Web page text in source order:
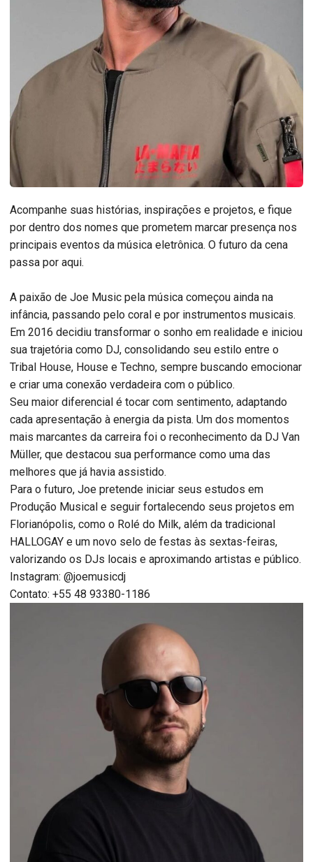
Acompanhe suas histórias, inspirações e projetos, e fique
por dentro dos nomes que prometem marcar presença nos
principais eventos da música eletrônica. O futuro da cena
passa por aqui.
A paixão de Joe Music pela música começou ainda na
infância, passando pelo coral e por instrumentos musicais.
Em 2016 decidiu transformar o sonho em realidade e iniciou
sua trajetória como DJ, consolidando seu estilo entre o
Tribal House, House e Techno, sempre buscando emocionar
e criar uma conexão verdadeira com o público.
Seu maior diferencial é tocar com sentimento, adaptando
cada apresentação à energia da pista. Um dos momentos
mais marcantes da carreira foi o reconhecimento da DJ Van
Müller, que destacou sua performance como uma das
melhores que já havia assistido.
Para o futuro, Joe pretende iniciar seus estudos em
Produção Musical e seguir fortalecendo seus projetos em
Florianópolis, como o Rolé do Milk, além da tradicional
HALLOGAY e um novo selo de festas às sextas-feiras,
valorizando os DJs locais e aproximando artistas e público.
Instagram: @joemusicdj
Contato: +55 48 93380-1186